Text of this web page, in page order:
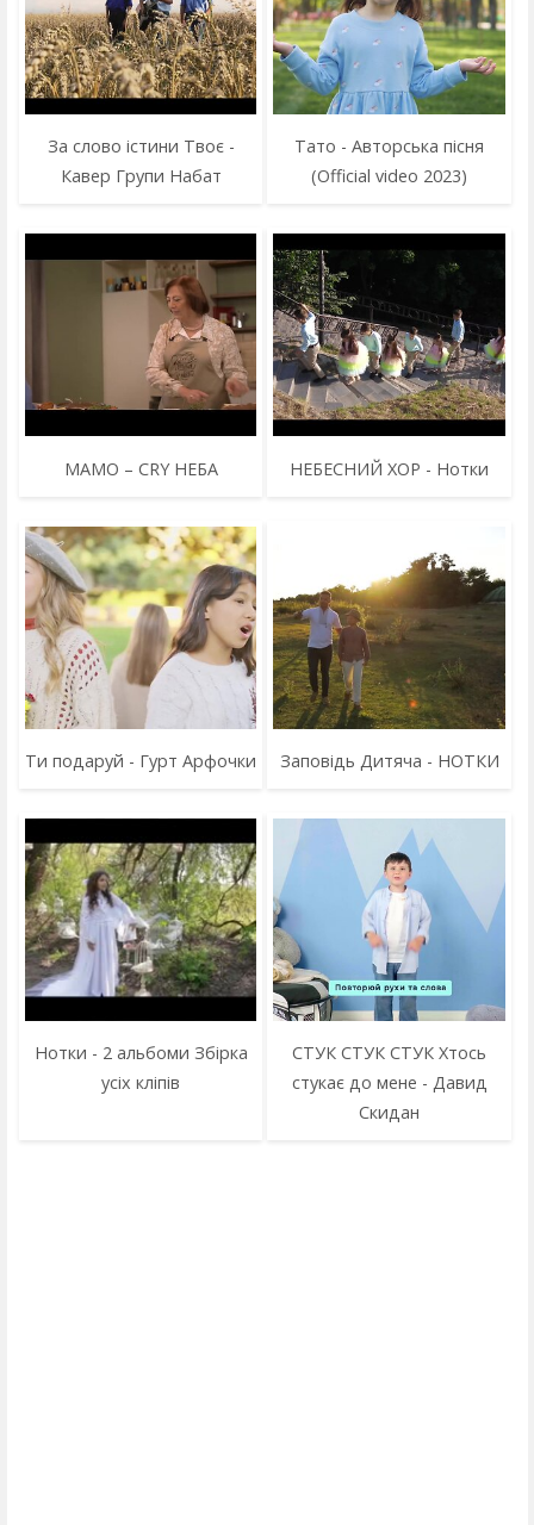
За слово істини Твоє -
Кавер Групи Набат
Тато - Авторська пісня
(Official video 2023)
МАМО – CRY НЕБА НЕБЕСНИЙ ХОР - Нотки
Ти подаруй - Гурт Арфочки Заповідь Дитяча - НОТКИ
Нотки - 2 альбоми Збірка
усіх кліпів
СТУК СТУК СТУК Хтось
стукає до мене - Давид
Скидан